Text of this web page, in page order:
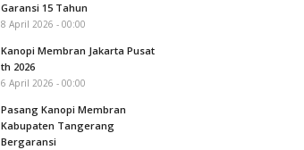
Garansi 15 Tahun
8 April 2026 - 00:00
Kanopi Membran Jakarta Pusat
th 2026
6 April 2026 - 00:00
Pasang Kanopi Membran
Kabupaten Tangerang
Bergaransi